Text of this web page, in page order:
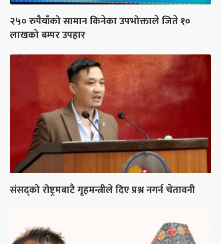
२५० रुपैयाँको सामान किनेका उपभोक्ताले जिते १०
लाखको बम्पर उपहार
संसद्को रोष्ट्रमबाटै गृहमन्त्रीले दिए प्रश्न नगर्न चेतावनी